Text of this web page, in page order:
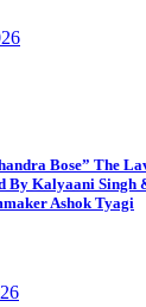
Bose” The
By Kalyaani Singh
Ashok Tyagi